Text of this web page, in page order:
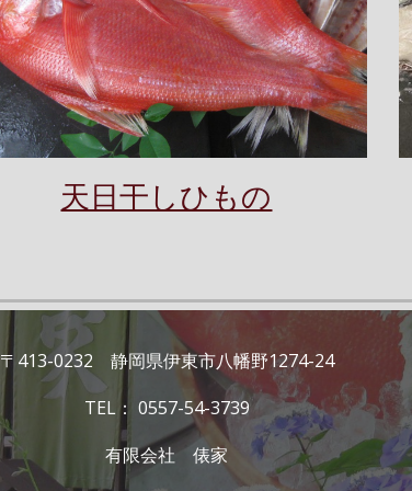
天日干しひもの
〒413-0232 静岡県伊東市八幡野1274-24
TEL： 0557-54-3739
有限会社 俵家